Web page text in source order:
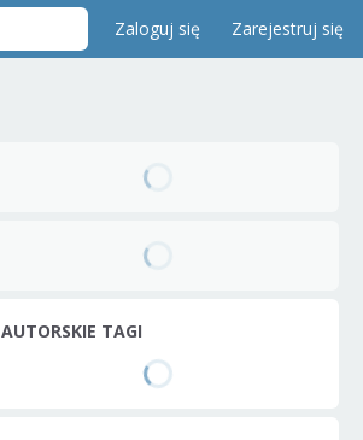
Zaloguj się Zarejestruj się
AUTORSKIE TAGI